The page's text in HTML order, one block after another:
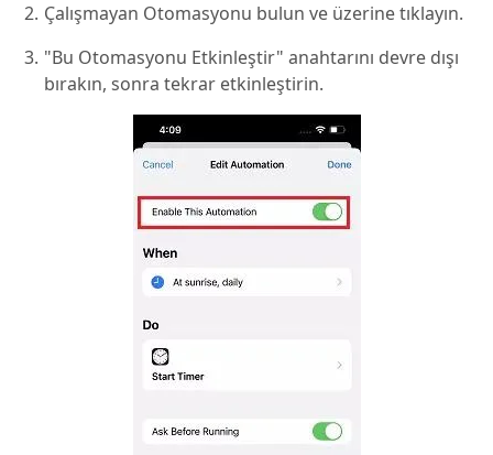
Çalışmayan Otomasyonu bulun ve üzerine tıklayın.
"Bu Otomasyonu Etkinleştir" anahtarını devre dışı
bırakın, sonra tekrar etkinleştirin.